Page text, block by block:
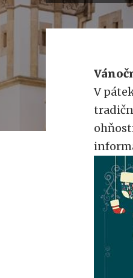
V